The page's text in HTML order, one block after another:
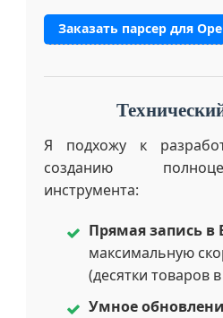
Заказать парсер для
Я подхожу к
созданию
инструмента:
Прямая запись в
максимальную
(десятки товаров
Умное